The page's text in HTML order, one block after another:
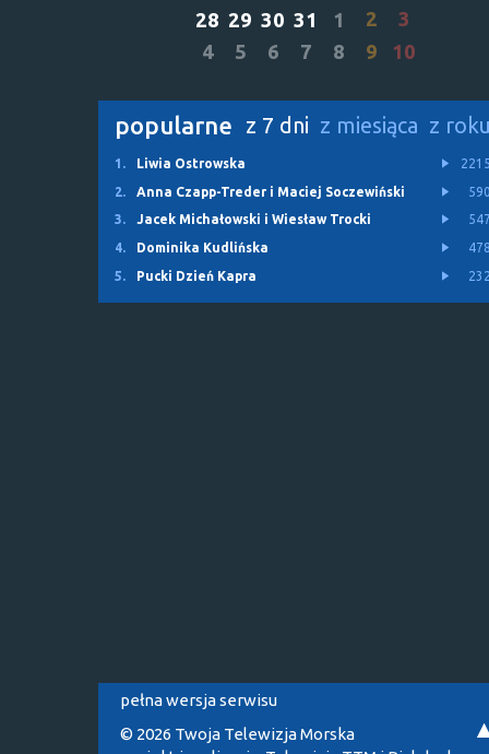
28 29 30 31 1 2
3
4
5 6 7 8 9 10
popularne z 7 dni z miesiąca z
1. Liwia Ostrowska
2.
Anna Czapp-Treder i Maciej Soczewiński
3.
Jacek Michałowski i Wiesław Trocki
4.
Dominika Kudlińska
5.
Pucki Dzień Kapra
pełna wersja serwisu
© 2026 Twoja Telewizja Morska